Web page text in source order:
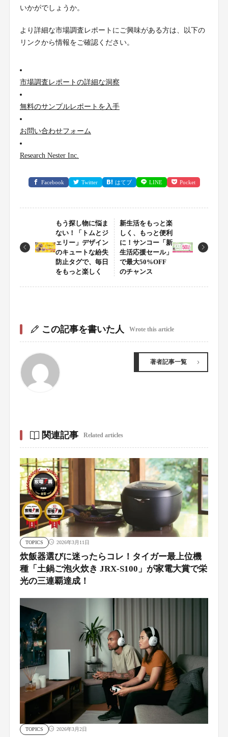
いかがでしょうか。
より詳細な市場調査レポートにご興味がある方は、以下の
リンクから情報をご確認ください。
市場調査レポートの詳細な洞察
無料のサンプルレポートを入手
お問い合わせフォーム
Research Nester Inc.
Facebook Twitter はてブ LINE Pocket
もう探し物に悩ま
ない！「トムとジ
ェリー」デザイン
のキュートな紛失
防止タグで、毎日
をもっと楽しく
新生活をもっと楽
しく、もっと便利
に！サンコー「新
生活応援セール」
で最大50%OFF
のチャンス
この記事を書いた人 Wrote this article
著者記事一覧
関連記事 Related articles
TOPICS 2026年3月11日
炊飯器選びに迷ったらコレ！タイガー最上位機
種「土鍋ご泡火炊き JRX-S100」が家電大賞で栄
光の三連覇達成！
TOPICS 2026年3月2日